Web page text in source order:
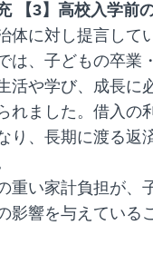
【3】高校入学前
体に対し提言して
は、子どもの卒業
活や学び、成長に
れました。借入の
り、長期に渡る返
重い家計負担が、
影響を与えている